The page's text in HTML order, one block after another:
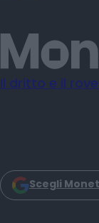
Il dritto e il
Scegli